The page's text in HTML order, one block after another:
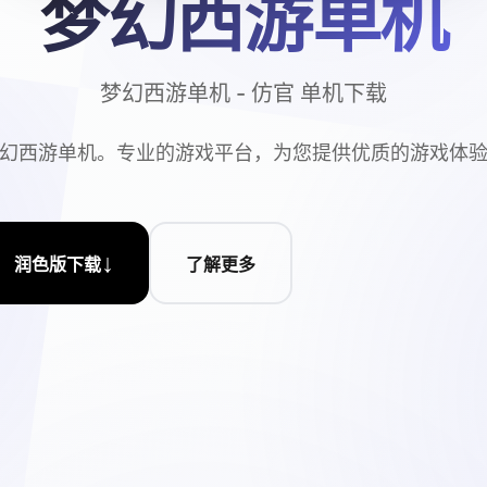
梦幻西游单机
梦幻西游单机 - 仿官 单机下载
西游单机。专业的游戏平台，为您提供优质的游戏体
润色版下载↓ 了解更多